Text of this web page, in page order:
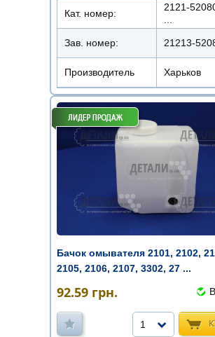
Кат. номер:
2121-
Зав. номер:
Производитель Харьков
Бачок омывателя 2101, 2102,
2105, 2106, 2107, 3302, 27 ...
92.59 грн.
1